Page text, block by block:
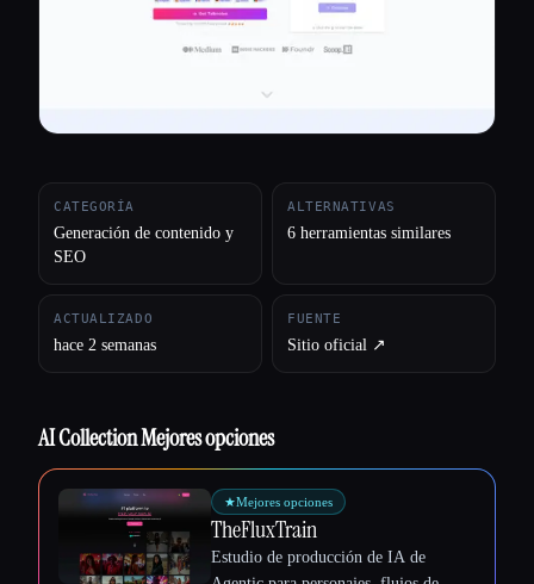
CATEGORÍA
Generación de contenido y
SEO
ALTERNATIVAS
6 herramientas similares
ACTUALIZADO
hace 2 semanas
FUENTE
Sitio oficial ↗︎
AI Collection Mejores opciones
★Mejores opciones
TheFluxTrain
Estudio de producción de IA de